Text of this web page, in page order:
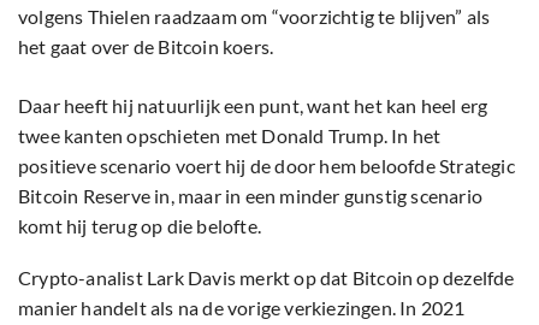
volgens Thielen raadzaam om “voorzichtig te blijven” als
het gaat over de Bitcoin koers.
Daar heeft hij natuurlijk een punt, want het kan heel erg
twee kanten opschieten met Donald Trump. In het
positieve scenario voert hij de door hem beloofde Strategic
Bitcoin Reserve in, maar in een minder gunstig scenario
komt hij terug op die belofte.
Crypto-analist Lark Davis merkt op dat Bitcoin op dezelfde
manier handelt als na de vorige verkiezingen. In 2021